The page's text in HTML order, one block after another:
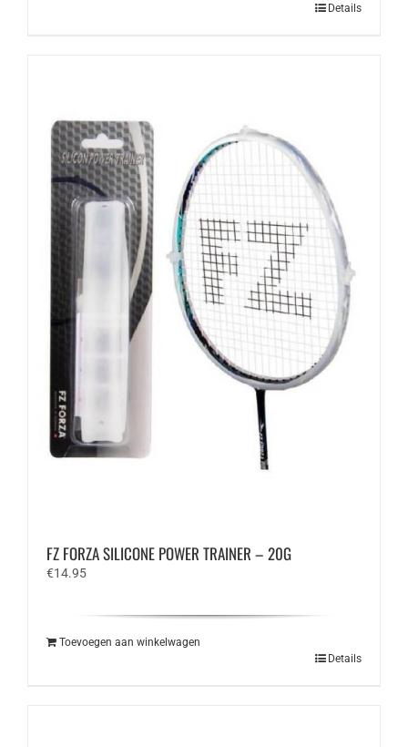
Details
FZ FORZA SILICONE POWER TRAINER – 20G
€14.95
Toevoegen aan winkelwagen
Details